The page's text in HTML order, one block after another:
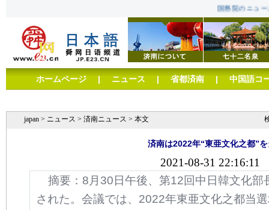
国務院のニュー
ホームページ | ニュース | 省都済南 | 中国語コ
japan > ニュース > 済南ニュース > 本文
済南は2022年“東亜文化之都”
2021-08-31 22:16:11
摘要： 8月30日午後、第12回中日韓文化部
された。会議では、2022年東亜文化之都当